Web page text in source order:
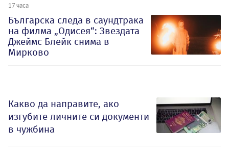
17 часа
Българска следа в саундтрака
на филма „Одисея“: Звездата
Джеймс Блейк снима в
Мирково
Какво да направите, ако
изгубите личните си документи
в чужбина